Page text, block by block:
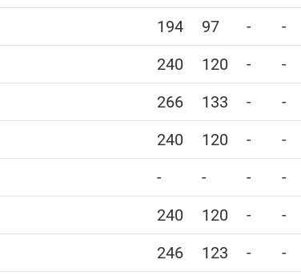
194 97 -
-
240 120 -
-
266 133 -
-
240 120 -
-
- - -
-
240 120 -
-
246 123 - -